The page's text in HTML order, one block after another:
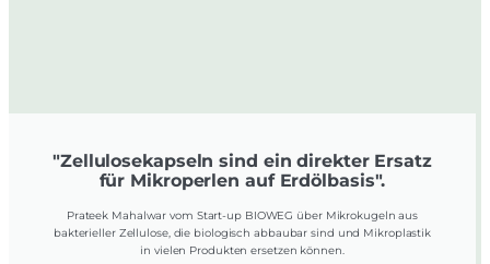
"Zellulosekapseln sind ein direkter Ersatz
für Mikroperlen auf Erdölbasis".
Prateek Mahalwar vom Start-up BIOWEG über Mikrokugeln aus
bakterieller Zellulose, die biologisch abbaubar sind und Mikroplastik
in vielen Produkten ersetzen können.